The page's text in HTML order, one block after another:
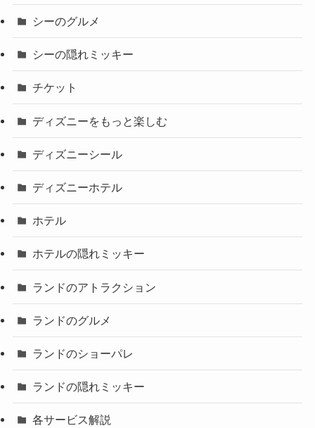
シーのグルメ
シーの隠れミッキー
チケット
ディズニーをもっと楽しむ
ディズニーシール
ディズニーホテル
ホテル
ホテルの隠れミッキー
ランドのアトラクション
ランドのグルメ
ランドのショーパレ
ランドの隠れミッキー
各サービス解説